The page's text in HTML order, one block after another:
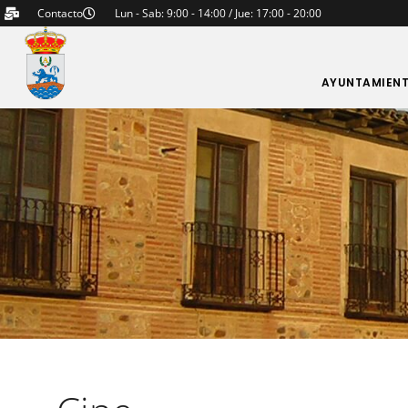
Contacto
Lun - Sab: 9:00 - 14:00 / Jue: 17:00 - 20:00